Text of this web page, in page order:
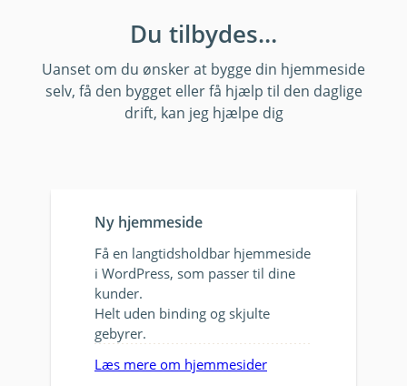
Du tilbydes…
Uanset om du ønsker at bygge din hjemmeside
selv, få den bygget eller få hjælp til den daglige
drift, kan jeg hjælpe dig
Ny hjemmeside
Få en langtidsholdbar hjemmeside
i WordPress, som passer til dine
kunder.
Helt uden binding og skjulte
gebyrer.
Læs mere om hjemmesider